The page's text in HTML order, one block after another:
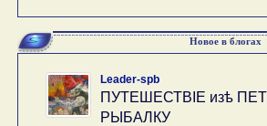
Новое в блогах
Leader-spb
ПУТЕШЕСТВIE изѣ
РЫБАЛКУ